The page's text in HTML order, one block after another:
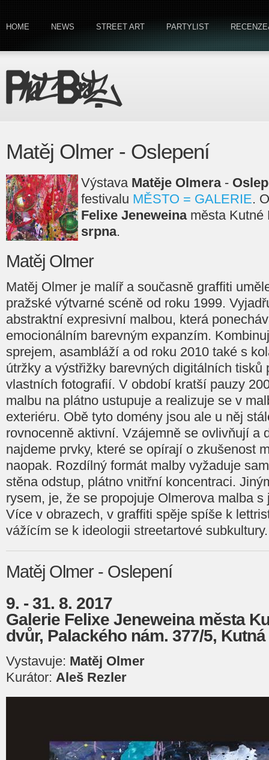
HOME NEWS STREET ART PARTYLIST
Matěj Olmer - Oslepení
Výstava Matěje Olmera-
festivalu MĚSTO = GALERIE.
Felixe Jeneweinaměsta Kutné
srpna.
Matěj Olmer
Matěj Olmer je malíř a současně graffiti
pražské výtvarné scéně od roku 1999.
abstraktní expresivní malbou, která
emocionálním barevným expanzím.
sprejem, asambláží a od roku 2010 také s
útržky a výstřižky barevných digitálních tisků
vlastních fotografií. V období kratší pauzy
malbu na plátno ustupuje a realizuje se v
exteriéru. Obě tyto domény jsou ale u něj
rovnocenně aktivní. Vzájemně se ovlivňují a
najdeme prvky, které se opírají o zkušenost
naopak. Rozdílný formát malby vyžaduje
stěna odstup, plátno vnitřní koncentraci.
rysem, je, že se propojuje Olmerova malba s
Více v obrazech, v graffiti spěje spíše k
vážícím se k ideologii streetartové subkultury.
Matěj Olmer - Oslepení
9. - 31. 8. 2017
Galerie Felixe Jeneweina města
dvůr, Palackého nám. 377/5,
Vystavuje: Matěj Olmer
Kurátor: Aleš Rezler